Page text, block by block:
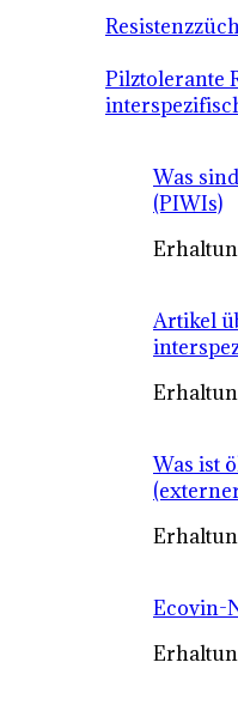
Pilztolerante
Was
(PIWIs)
Artikel
Was ist
Ecovin-